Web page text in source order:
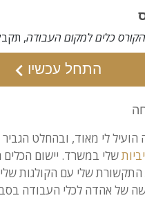
הקורס כלים למקום העבודה,
התחל עכשיו
הועיל לי מאוד, ובהחלט
שלי במשרד. יישום הכלים
שלי עם הקולגות
של אהדה לכלי העבודה